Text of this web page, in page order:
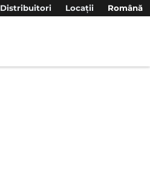
Distribuitori Locații Română